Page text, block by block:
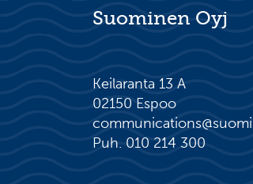
Suominen Oyj
Keilaranta 13 A
02150 Espoo
Puh. 010 214 300